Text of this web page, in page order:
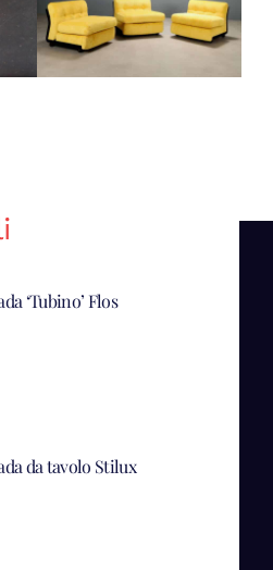
‘Tubino’ Flos
da tavolo Stilux